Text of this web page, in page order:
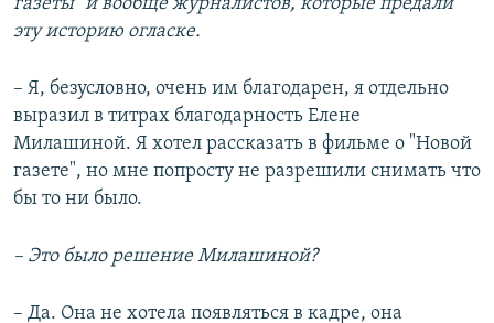
газеты" и вообще журналистов, которые предали
эту историю огласке.
– Я, безусловно, очень им благодарен, я отдельно
выразил в титрах благодарность Елене
Милашиной. Я хотел рассказать в фильме о "Новой
газете", но мне попросту не разрешили снимать что
бы то ни было.
– Это было решение Милашиной?
– Да. Она не хотела появляться в кадре, она